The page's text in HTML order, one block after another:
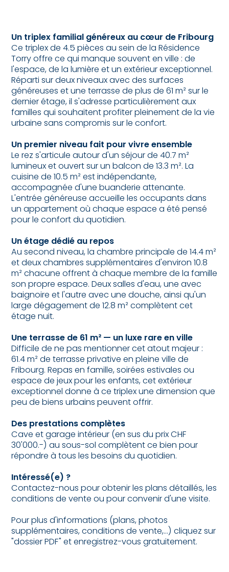
Un triplex familial généreux au cœur de Fribourg
Ce triplex de 4.5 pièces au sein de la Résidence
Torry offre ce qui manque souvent en ville : de
l'espace, de la lumière et un extérieur exceptionnel.
Réparti sur deux niveaux avec des surfaces
généreuses et une terrasse de plus de 61 m² sur le
dernier étage, il s'adresse particulièrement aux
familles qui souhaitent profiter pleinement de la vie
urbaine sans compromis sur le confort.
Un premier niveau fait pour vivre ensemble
Le rez s'articule autour d'un séjour de 40.7 m²
lumineux et ouvert sur un balcon de 13.3 m². La
cuisine de 10.5 m² est indépendante,
accompagnée d'une buanderie attenante.
L'entrée généreuse accueille les occupants dans
un appartement où chaque espace a été pensé
pour le confort du quotidien.
Un étage dédié au repos
Au second niveau, la chambre principale de 14.4 m²
et deux chambres supplémentaires d'environ 10.8
m² chacune offrent à chaque membre de la famille
son propre espace. Deux salles d'eau, une avec
baignoire et l'autre avec une douche, ainsi qu'un
large dégagement de 12.8 m² complètent cet
étage nuit.
Une terrasse de 61 m² — un luxe rare en ville
Difficile de ne pas mentionner cet atout majeur :
61.4 m² de terrasse privative en pleine ville de
Fribourg. Repas en famille, soirées estivales ou
espace de jeux pour les enfants, cet extérieur
exceptionnel donne à ce triplex une dimension que
peu de biens urbains peuvent offrir.
Des prestations complètes
Cave et garage intérieur (en sus du prix CHF
30'000.-) au sous-sol complètent ce bien pour
répondre à tous les besoins du quotidien.
Intéressé(e) ?
Contactez-nous pour obtenir les plans détaillés, les
conditions de vente ou pour convenir d'une visite.
Pour plus d'informations (plans, photos
supplémentaires, conditions de vente,...) cliquez sur
"dossier PDF" et enregistrez-vous gratuitement.